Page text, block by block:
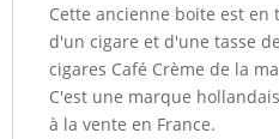
Cette ancienne boite est
d'un cigare et d'une tasse
cigares Café Crème de la
C'est une marque
à la vente en France.